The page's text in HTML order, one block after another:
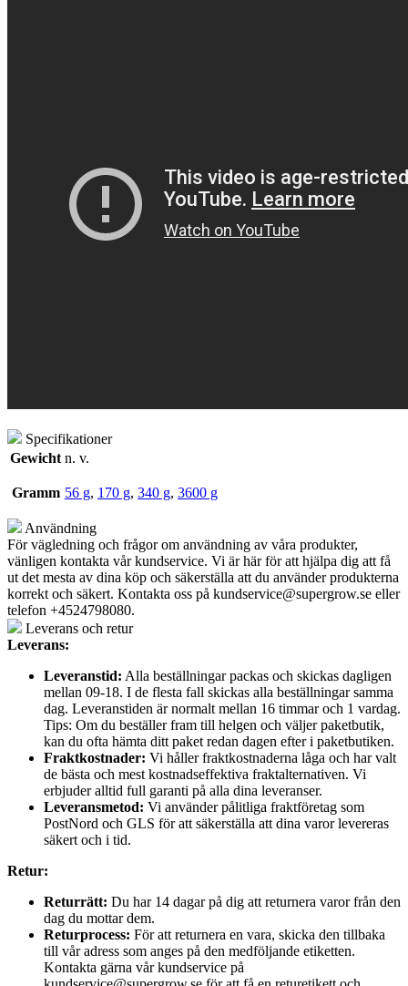
Specifikationer
Gewicht n. v.
Gramm 56 g, 170 g, 340 g, 3600 g
Användning
För vägledning och frågor om användning av våra produkter,
vänligen kontakta vår kundservice. Vi är här för att hjälpa dig att få
ut det mesta av dina köp och säkerställa att du använder produkterna
korrekt och säkert. Kontakta oss på kundservice@supergrow.se eller
telefon +4524798080.
Leverans och retur
Leverans:
Leveranstid: Alla beställningar packas och skickas dagligen
mellan 09-18. I de flesta fall skickas alla beställningar samma
dag. Leveranstiden är normalt mellan 16 timmar och 1 vardag.
Tips: Om du beställer fram till helgen och väljer paketbutik,
kan du ofta hämta ditt paket redan dagen efter i paketbutiken.
Fraktkostnader: Vi håller fraktkostnaderna låga och har valt
de bästa och mest kostnadseffektiva fraktalternativen. Vi
erbjuder alltid full garanti på alla dina leveranser.
Leveransmetod: Vi använder pålitliga fraktföretag som
PostNord och GLS för att säkerställa att dina varor levereras
säkert och i tid.
Retur:
Returrätt: Du har 14 dagar på dig att returnera varor från den
dag du mottar dem.
Returprocess: För att returnera en vara, skicka den tillbaka
till vår adress som anges på den medföljande etiketten.
Kontakta gärna vår kundservice på